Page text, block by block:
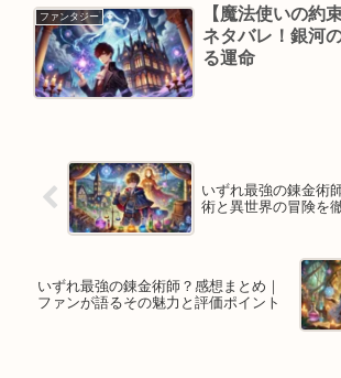
ファンタジー
【魔法使いの約
ネタバレ！銀河
る運命
いずれ最強の錬金術
術と異世界の冒険を
いずれ最強の錬金術師？感想まとめ｜
ファンが語るその魅力と評価ポイント